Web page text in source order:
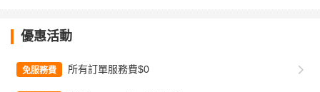
優惠活動
免服務費 所有訂單服務費$0